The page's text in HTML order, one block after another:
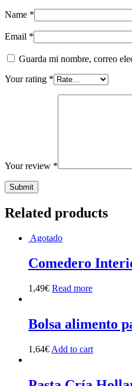
Name *
Email *
Guarda mi nombre, correo
Your rating *
Your review *
Related products
Agotado
Comedero
1,49€ Read more
Bolsa alimento
1,64€ Add to cart